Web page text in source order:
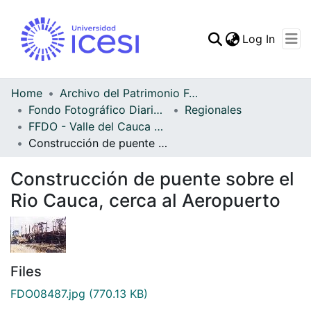
Statistics
Log In
Home
Archivo del Patrimonio Fotográfico y Fílmico del Valle del Cauca
Fondo Fotográfico Diario Occidente
Regionales
FFDO - Valle del Cauca - Patrimonial
Construcción de puente sobre el Rio Cauca, cerca al Aeropuerto
Construcción de puente sobre el
Rio Cauca, cerca al Aeropuerto
Files
FDO08487.jpg (770.13 KB)